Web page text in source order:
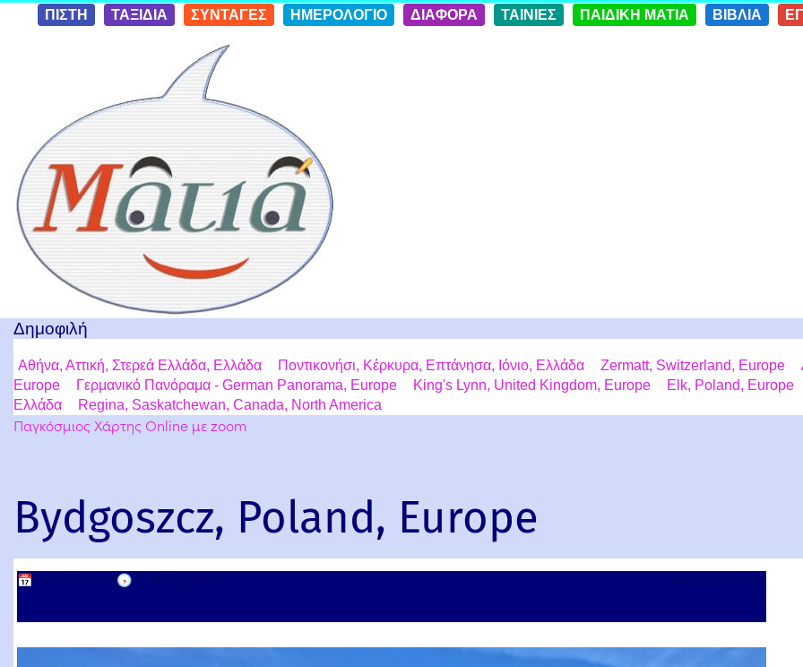
Skip to
conten
ΠΙΣΤΗ ΤΑΞΙΔΙΑ ΣΥΝΤΑΓΕΣ ΗΜΕΡΟΛΟΓΙΟ ΔΙΑΦΟΡΑ ΤΑΙΝΙΕΣ ΠΑΙΔΙΚΗ ΜΑΤΙΑ ΒΙΒΛΙΑ
Δημοφιλή
Αθήνα, Αττική, Στερεά Ελλάδα, Ελλάδα Ποντικονήσι, Κέρκυρα, Επτάνησα, Ιόνιο, Ελλάδα Zermatt, Switzerland, Europe
Europe
Γερμανικό Πανόραμα - German Panorama, Europe King's Lynn, United Kingdom, Europe Elk, Poland, Europe
Ελλάδα
Regina, Saskatchewan, Canada, North America
Παγκόσμιος Χάρτης Online με zoom
Bydgoszcz, Poland, Europe
📅 🕟